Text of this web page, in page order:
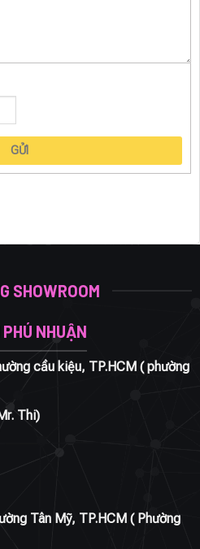
GỬI
SHOWROOM
NHUẬN
cầu kiệu, TP.HCM ( phường
Thi)
Tân Mỹ, TP.HCM ( Phường